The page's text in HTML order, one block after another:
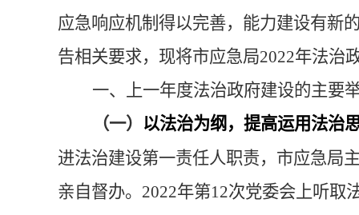
应急响应机制 得以完善，能力建设有新
告相关要求，现将市应急局2022年法治
一、
上一年度法治政府建设的主要
（一） 以法治为纲，提高运用法治
进法治建设第一责任人职责，市应急局
亲自督办。 2022年第12次党委会上听取